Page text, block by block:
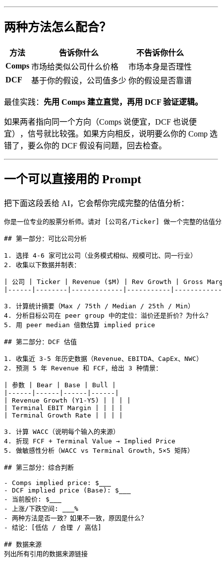
两种方法怎么配合？
方法 告诉你什么
不告诉你什么
Comps 市场给类似公司什么价格
市场本身是否理性
DCF
基于你的假设，公司值多少 你的假设是否靠谱
最佳实践： 先用 Comps 建立直觉，再用 DCF 验证逻辑。
如果两者指向同一个方向（Comps 说便宜，DCF 也说便
宜），信号就比较强。如果方向相反，说明要么你的 Comp 选
错了，要么你的 DCF 假设有问题，回去检查。
一个可以直接用的 Prompt
把下面这段丢给 AI，它会帮你完成完整的估值分析：
你是一位专业的股票分析师。请对 [公司名/Ticker] 做一个完整的估值分
## 第一部分：可比公司分析
1. 选择 4-6 家可比公司（业务模式相似、规模可比、同一行业）
2. 收集以下数据并制表：
| 公司 | Ticker | Revenue ($M) | Rev Growth | Gross
|------|--------|-------------|-----------
3. 计算统计摘要（Max / 75th / Median / 25th / Min）
4. 分析目标公司在 peer group 中的定位：溢价还是折价？为什么？
5. 用 peer median 倍数估算 implied price
## 第二部分：DCF 估值
1. 收集近 3-5 年历史数据（Revenue、EBITDA、CapEx、NWC）
2. 预测 5 年 Revenue 和 FCF，给出 3 种情景：
| 参数 | Bear | Base | Bull |
|------|------|------|------|
| Revenue Growth (Y1-Y5) | | | |
| Terminal EBIT Margin | | | |
| Terminal Growth Rate | | | |
3. 计算 WACC（说明每个输入的来源）
4. 折现 FCF + Terminal Value → Implied Price
5. 做敏感性分析（WACC vs Terminal Growth，5×5 矩阵）
## 第三部分：综合判断
- Comps implied price: $___
- DCF implied price (Base): $___
- 当前股价: $___
- 上涨/下跌空间: ___%
- 两种方法是否一致？如果不一致，原因是什么？
- 结论：[低估 / 合理 / 高估]
## 数据来源